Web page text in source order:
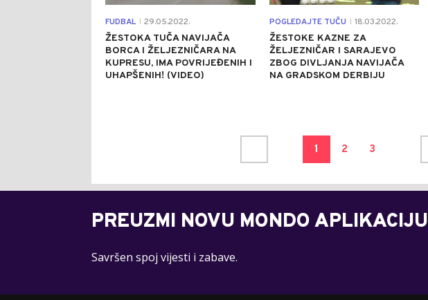
FUDBAL 29.05.2022.
ŽESTOKA TUČA NAVIJAČA
BORCA I ŽELJEZNIČARA NA
KUPRESU, IMA POVRIJEĐENIH I
UHAPŠENIH! (VIDEO)
POGLEDAJTE TUČU 18.03.2022.
ŽESTOKE KAZNE ZA
ŽELJEZNIČAR I SARAJEVO
ZBOG DIVLJANJA NAVIJAČA
NA GRADSKOM DERBIJU
1 2 3
PREUZMI NOVU MONDO APLIKACIJU
Savršen spoj vijesti i zabave.